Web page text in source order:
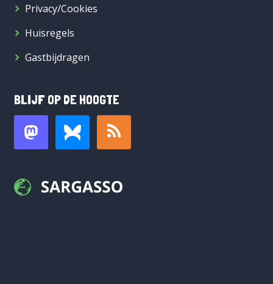
Privacy/Cookies
Huisregels
Gastbijdragen
BLIJF OP DE HOOGTE